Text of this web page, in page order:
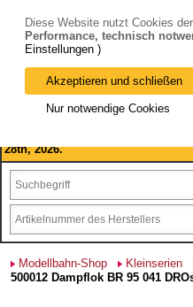
Bitte beachten Sie: wir machen
August 2026 haben wir
28th, 2026.
Modellbahn-Shop Kleinserien
500012 Dampflok BR 95 041
Diese Website nutzt Cookies
Performance, technisch
Einstellungen )
Akzeptieren und schließen
Nur notwendige Cookies